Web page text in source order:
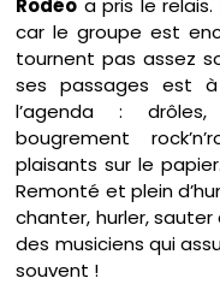
Rodéo a pris le
car le groupe est
tournent pas assez
ses passages est
l’agenda :
bougrement
plaisants sur le
Remonté et plein
chanter, hurler, sauter
des musiciens qui
souvent !